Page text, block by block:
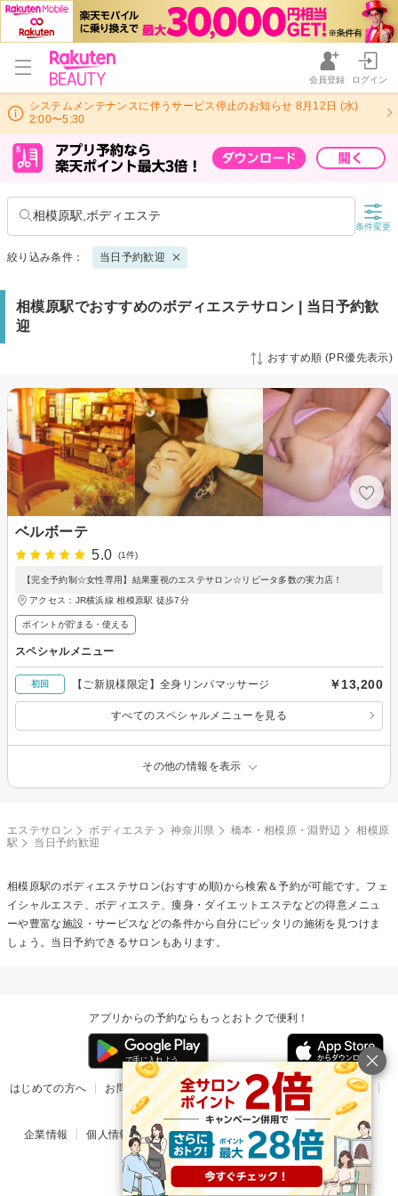
会員登録 ログイン
システムメンテナンスに伴うサービス停止のお知らせ 8月12日 (水)
2:00〜5:30
相模原駅,ボディエステ
条件変更
絞り込み条件： 当日予約歓迎
相模原駅でおすすめのボディエステサロン | 当日予約歓
迎
おすすめ順 (PR優先表示)
ベルボーテ
5.0
(1件)
【完全予約制☆女性専用】結果重視のエステサロン☆リピータ多数の実力店！
アクセス：JR横浜線 相模原駅 徒歩7分
ポイントが貯まる・使える
スペシャルメニュー
初回 【ご新規様限定】全身リンパマッサージ ￥13,200
すべてのスペシャルメニューを見る
その他の情報を表示
エステサロン ボディエステ 神奈川県 橋本・相模原・淵野辺
相模原
駅
当日予約歓迎
相模原駅のボディエステサロン(おすすめ順)から検索＆予約が可能です。フェ
イシャルエステ、ボディエステ、痩身・ダイエットエステなどの得意メニュ
ーや豊富な施設・サービスなどの条件から自分にピッタリの施術を見つけま
しょう。当日予約できるサロンもあります。
アプリからの予約ならもっとおトクで便利！
はじめての方へ お問い合わせ ヘルプ リリース情報
利用規約
掲載ご希望のサロン様
企業情報 個人情報保護方針 楽天のサービス一覧 アプリ一覧
© Rakuten Group, Inc.